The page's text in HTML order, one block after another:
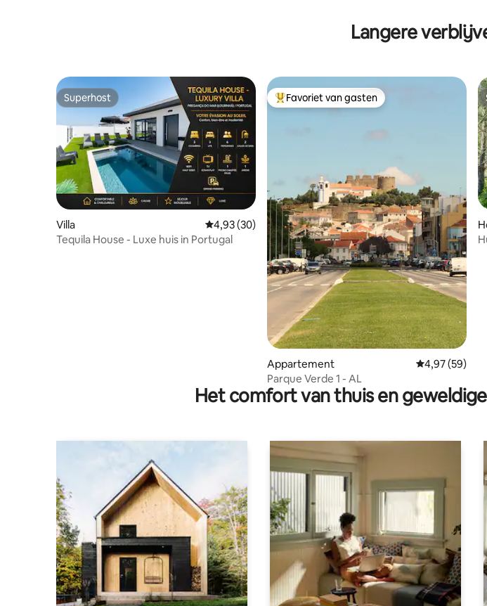
Langere
Superhost
Superhost
Villa Gemiddelde beoordeling van 4,93 op 5, 30 recensies
4,93 (30)
Tequila House - Luxe huis in Portugal
Topfavoriet van gasten
Favoriet van gasten
Appartement Gemiddelde
4,97 (59)
Parque Verde 1 - AL
Het comfort van thuis en